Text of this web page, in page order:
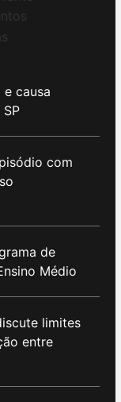
causa
com
de
Médio
limites
entre